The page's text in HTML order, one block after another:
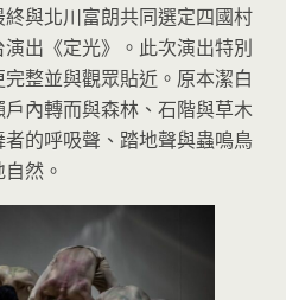
與北川富朗共同選定四國村
出《定光》。此次演出特別
整並與觀眾貼近。原本潔白
內轉而與森林、石階與草木
的呼吸聲、踏地聲與蟲鳴鳥
然。